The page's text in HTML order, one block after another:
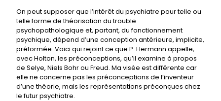
On peut supposer que l’intérêt du psychiatre pour telle ou
telle forme de théorisation du trouble
psychopathologique et, partant, du fonctionnement
psychique, dépend d’une conception antérieure, implicite,
préformée. Voici qui rejoint ce que P. Hermann appelle,
avec Holton, les préconceptions, qu’il examine à propos
de Selye, Niels Bohr ou Freud. Ma visée est différente car
elle ne concerne pas les préconceptions de l’inventeur
d’une théorie, mais les représentations préconçues chez
le futur psychiatre.